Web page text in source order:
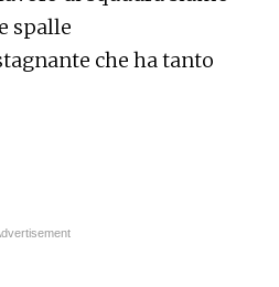
spalle
che ha tanto